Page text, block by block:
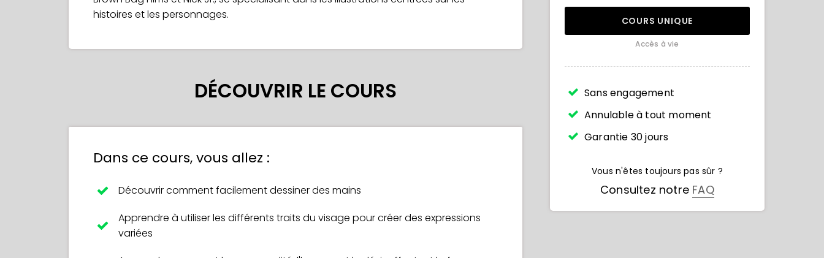
histoires et les personnages.
DÉCOUVRIR LE COURS
Dans ce cours, vous allez :
Découvrir comment facilement dessiner des mains
Apprendre à utiliser les différents traits du visage pour créer des expressions
variées
COURS UNIQUE
Accès à vie
Sans engagement
Annulable à tout moment
Garantie 30 jours
Vous n'êtes toujours pas sûr ?
Consultez notre FAQ